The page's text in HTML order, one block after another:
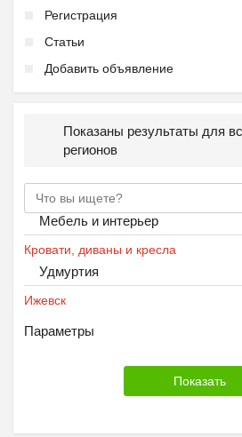
Регистрация
Статьи
Добавить объявление
Показаны результаты для
регионов
Мебель и интерьер
Кровати, диваны и кресла
Удмуртия
Ижевск
Параметры